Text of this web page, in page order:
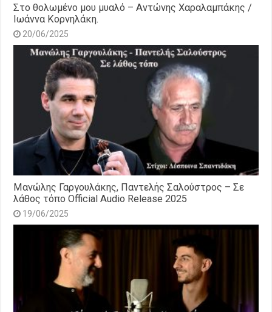
Στο θολωμένο μου μυαλό – Αντώνης Χαραλαμπάκης /
Ιωάννα Κορνηλάκη.
20/06/2025
Μανώλης Γαργουλάκης, Παντελής Σαλούστρος – Σε
λάθος τόπο Official Audio Release 2025
19/06/2025